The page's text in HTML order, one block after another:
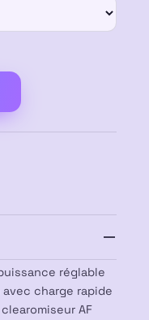
réglable
avec charge rapide
AF